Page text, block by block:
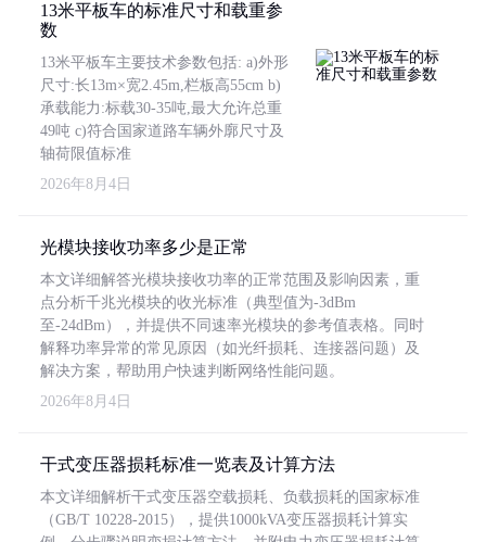
13米平板车的标准尺寸和载重参
数
13米平板车主要技术参数包括: a)外形
尺寸:长13m×宽2.45m,栏板高55cm b)
承载能力:标载30-35吨,最大允许总重
49吨 c)符合国家道路车辆外廓尺寸及
轴荷限值标准
2026年8月4日
光模块接收功率多少是正常
本文详细解答光模块接收功率的正常范围及影响因素，重
点分析千兆光模块的收光标准（典型值为-3dBm
至-24dBm），并提供不同速率光模块的参考值表格。同时
解释功率异常的常见原因（如光纤损耗、连接器问题）及
解决方案，帮助用户快速判断网络性能问题。
2026年8月4日
干式变压器损耗标准一览表及计算方法
本文详细解析干式变压器空载损耗、负载损耗的国家标准
（GB/T 10228-2015），提供1000kVA变压器损耗计算实